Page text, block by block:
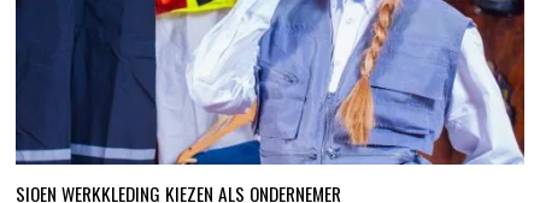
SIOEN WERKKLEDING KIEZEN ALS ONDERNEMER